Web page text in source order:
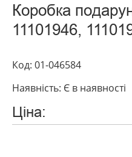
Коробка
11101946,
Код: 01-046584
Наявність: Є в наявності
Ціна: